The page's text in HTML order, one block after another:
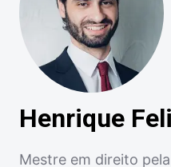
Henrique
Mestre em direito